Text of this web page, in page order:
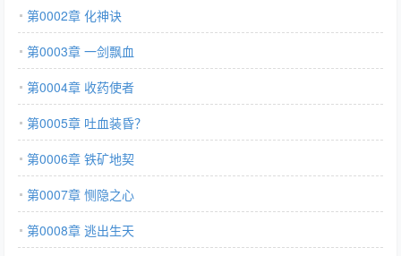
第0002章 化神诀
第0003章 一剑飘血
第0004章 收药使者
第0005章 吐血装昏？
第0006章 铁矿地契
第0007章 恻隐之心
第0008章 逃出生天